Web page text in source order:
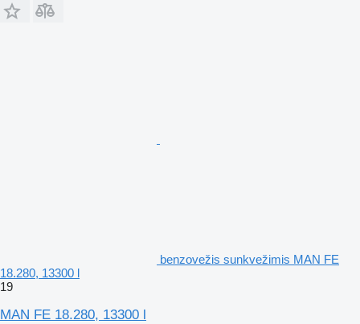
benzovežis sunkvežimis MAN FE
18.280, 13300 l
19
MAN FE 18.280, 13300 l